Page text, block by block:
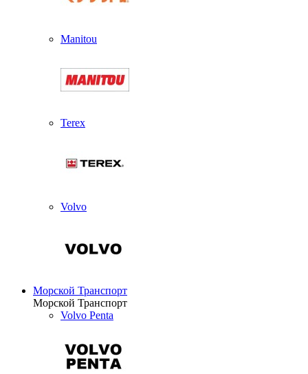
Manitou
Terex
Volvo
Морской Транспорт
Морской Транспорт
Volvo Penta